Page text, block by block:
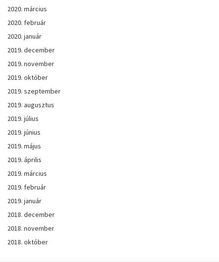
2020. március
2020. február
2020. január
2019. december
2019. november
2019. október
2019. szeptember
2019. augusztus
2019. július
2019. június
2019. május
2019. április
2019. március
2019. február
2019. január
2018. december
2018. november
2018. október